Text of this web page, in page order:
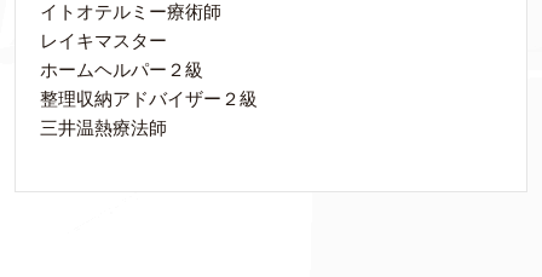
イトオテルミー療術師
レイキマスター
ホームヘルパー２級
整理収納アドバイザー２級
三井温熱療法師